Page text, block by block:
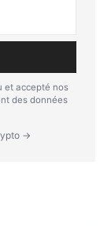
et accepté nos
des données
→